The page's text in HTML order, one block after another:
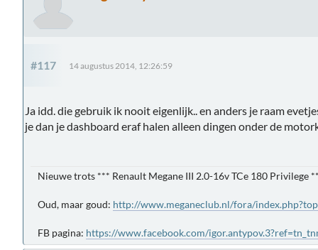
#117 14 augustus 2014, 12:26:59
Ja idd. die gebruik ik nooit eigenlijk.. en anders je raam
je dan je dashboard eraf halen alleen dingen onder de
Nieuwe trots *** Renault Megane III 2.0-16v TCe 180 Privilege
Oud, maar goud: http://www.meganeclub.nl/fora/
FB pagina: https://www.facebook.com/